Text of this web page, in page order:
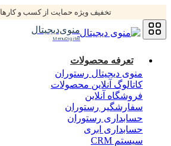
تخفیف ویژه حمایت از کسب و کارها
منوی‌دیجیتال
MenuDigital
تعرفه محصولات
منوی دیجیتال رستوران
کاتالوگ آنلاین محصولات
فروشگاه آنلاین
سفارشگیر رستوران
حسابداری رستوران
حسابداری ابری
سیستم CRM